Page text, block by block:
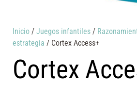
Inicio /Juegos infantiles /
estrategia / Cortex Access+
Cortex